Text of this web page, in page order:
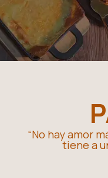
“No hay amor
tiene a